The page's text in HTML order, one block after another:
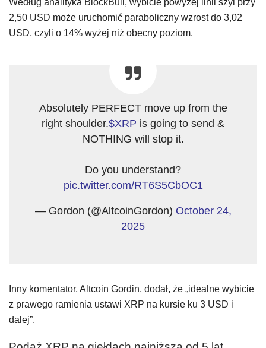
Według analityka BlockBull, wybicie powyżej linii szyi przy
2,50 USD może uruchomić paraboliczny wzrost do 3,02
USD, czyli o 14% wyżej niż obecny poziom.
Absolutely PERFECT move up from the
right shoulder.$XRP is going to send &
NOTHING will stop it.
Do you understand?
pic.twitter.com/RT6S5CbOC1
— Gordon (@AltcoinGordon) October 24,
2025
Inny komentator, Altcoin Gordin, dodał, że „idealne wybicie
z prawego ramienia ustawi XRP na kursie ku 3 USD i
dalej”.